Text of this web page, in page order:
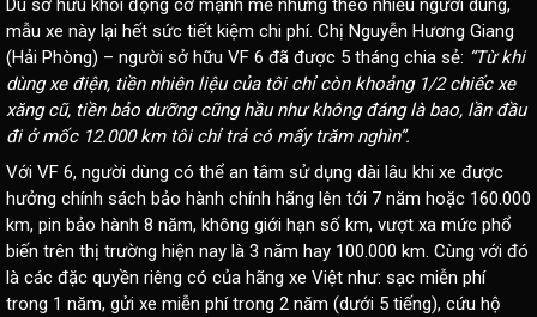
Dù sở hữu khối động cơ mạnh mẽ nhưng theo nhiều người dùng,
mẫu xe này lại hết sức tiết kiệm chi phí. Chị Nguyễn Hương Giang
(Hải Phòng) – người sở hữu VF 6 đã được 5 tháng chia sẻ: “Từ khi
dùng xe điện, tiền nhiên liệu của tôi chỉ còn khoảng 1/2 chiếc xe
xăng cũ, tiền bảo dưỡng cũng hầu như không đáng là bao, lần đầu
đi ở mốc 12.000 km tôi chỉ trả có mấy trăm nghìn”.
Với VF 6, người dùng có thể an tâm sử dụng dài lâu khi xe được
hưởng chính sách bảo hành chính hãng lên tới 7 năm hoặc 160.000
km, pin bảo hành 8 năm, không giới hạn số km, vượt xa mức phổ
biến trên thị trường hiện nay là 3 năm hay 100.000 km. Cùng với đó
là các đặc quyền riêng có của hãng xe Việt như: sạc miễn phí
trong 1 năm, gửi xe miễn phí trong 2 năm (dưới 5 tiếng), cứu hộ